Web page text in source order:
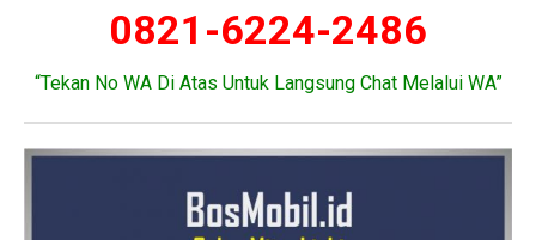
0821-6224-2486
“Tekan No WA Di Atas Untuk Langsung Chat Melalui WA”